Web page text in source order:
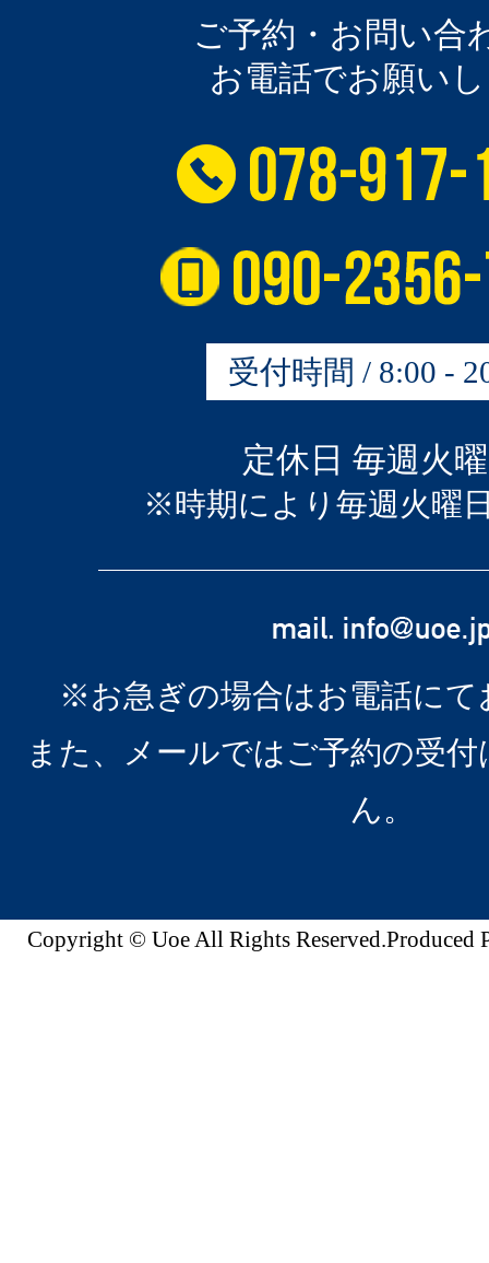
ご予約・お問い合
お電話でお願い
受付時間 / 8:00 -
定休日 毎週火
※時期により毎週火曜
※お急ぎの場合はお電話にて
また、メールではご予約の受
ん。
Copyright © Uoe All Rights Reserved.Produced